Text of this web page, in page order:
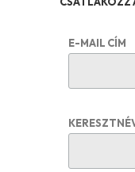
E-MAIL CÍM